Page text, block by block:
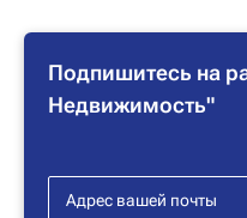
Подпишитесь на
Недвижимость"